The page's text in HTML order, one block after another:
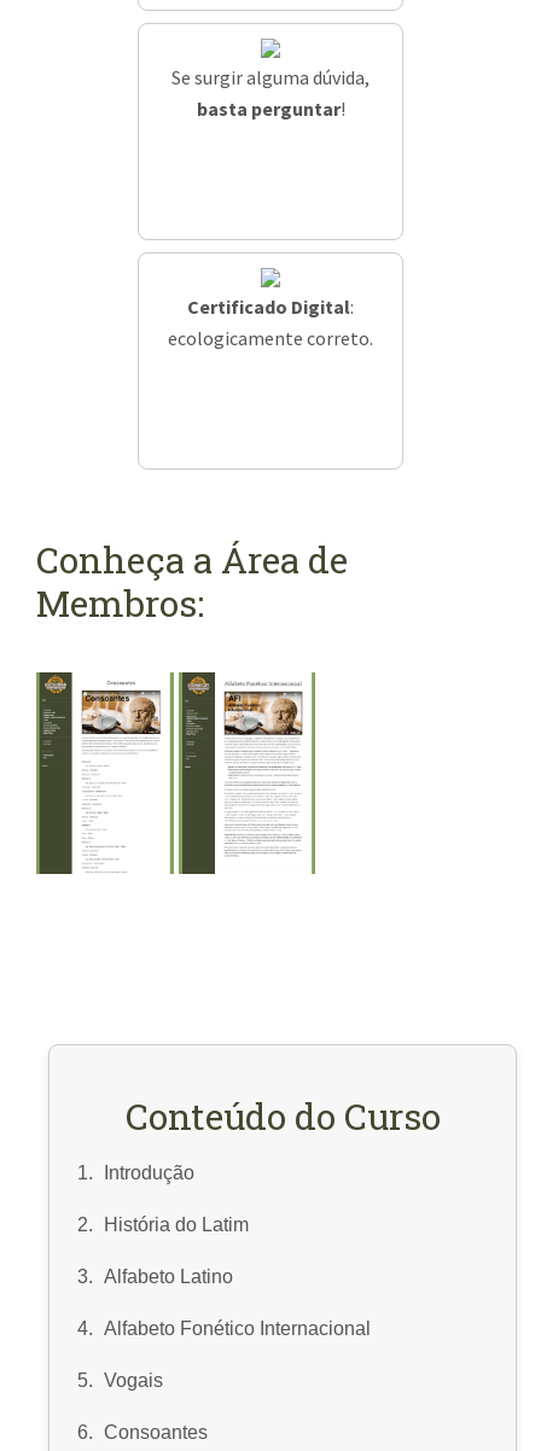
Se surgir alguma dúvida,
basta perguntar!
Certificado Digital:
ecologicamente correto.
Conheça a Área de
Membros:
Conteúdo do Curso
Introdução
História do Latim
Alfabeto Latino
Alfabeto Fonético Internacional
Vogais
Consoantes